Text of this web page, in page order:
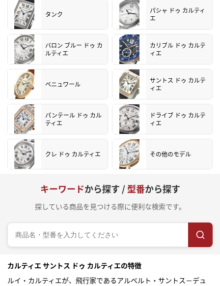
タンク
パシャ ドゥ カルティ
エ
バロン ブルー ドゥ カ
ルティエ
カリブル ドゥ カルテ
ィエ
ベニュワール
サントス ドゥ カルテ
ィエ
パンテール ドゥ カル
ティエ
ドライブ ドゥ カルテ
ィエ
クレ ドゥ カルティエ その他のモデル
キーワードから探す /型番から探す
探している商品を見つける際に便利な検索です。
カルティエ サントス ドゥ カルティエの特徴
ルイ・カルティエが、飛行家であるアルベルト・サントス－デュ